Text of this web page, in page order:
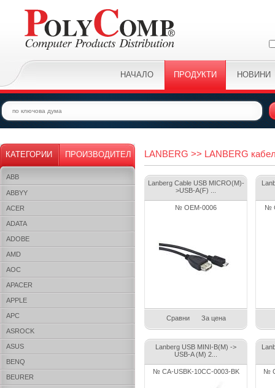
НАЧАЛО ПРОДУКТИ НОВИНИ
КАТЕГОРИИ ПРОИЗВОДИТЕЛ
ABB
ABBYY
ACER
ADATA
ADOBE
AMD
AOC
APACER
APPLE
APC
ASROCK
ASUS
BENQ
BEURER
LANBERG >> LANBERG
Lanberg Cable USB MICRO(M)-
>USB-A(F) ...
№ OEM-0006
Сравни За цена
№
Lanberg USB MINI-B(M) ->
USB-A (M) 2...
№ CA-USBK-10CC-0003-BK №